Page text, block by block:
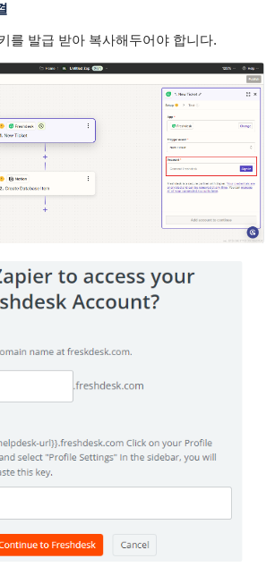
를 발급 받아 복사해두어야 합니다.